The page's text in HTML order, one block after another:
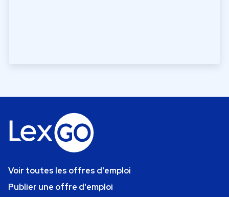
Voir toutes les offres d'emploi
Publier une offre d'emploi